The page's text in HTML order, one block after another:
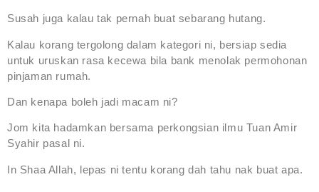
Susah juga kalau tak pernah buat sebarang hutang.
Kalau korang tergolong dalam kategori ni, bersiap sedia
untuk uruskan rasa kecewa bila bank menolak permohonan
pinjaman rumah.
Dan kenapa boleh jadi macam ni?
Jom kita hadamkan bersama perkongsian ilmu Tuan Amir
Syahir pasal ni.
In Shaa Allah, lepas ni tentu korang dah tahu nak buat apa.